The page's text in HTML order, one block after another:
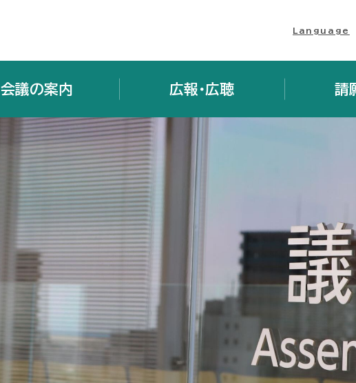
Language
会議の案内 広報・広聴 請